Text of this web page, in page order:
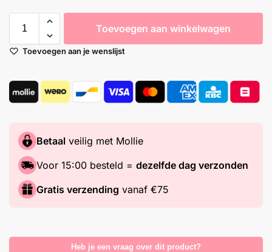
Toevoegen aan winkelwagen
Toevoegen aan je wenslijst
Betaal veilig met Mollie
Voor 15:00 besteld = dezelfde dag verzonden
Gratis verzending vanaf €75
Heb je een vraag over dit product?